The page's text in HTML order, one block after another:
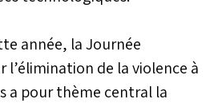
année, la Journée
de la violence à
a pour thème central la